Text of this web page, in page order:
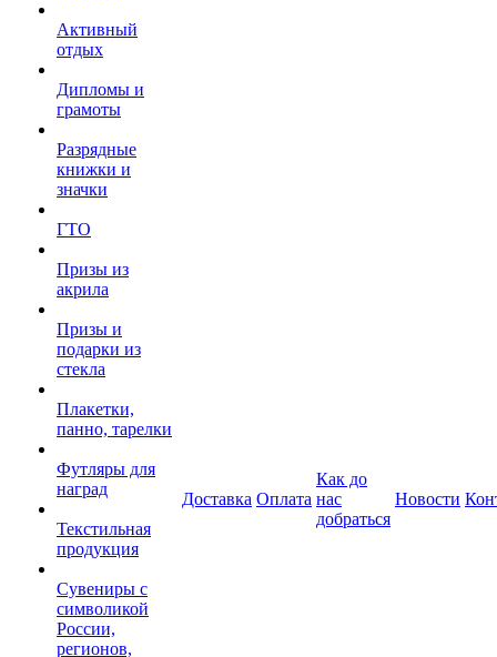
Активный
отдых
Дипломы и
грамоты
Разрядные
книжки и
значки
ГТО
Призы из
акрила
Призы и
подарки из
стекла
Плакетки,
панно, тарелки
Футляры для
наград
Текстильная
продукция
Сувениры с
символикой
России,
регионов,
Доставка Оплата
Как до
нас
добраться
Новости